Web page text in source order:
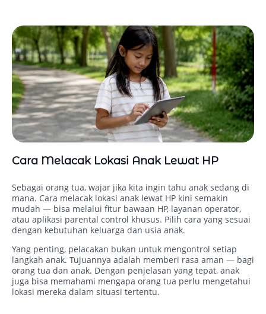
Cara Melacak Lokasi Anak Lewat HP
Sebagai orang tua, wajar jika kita ingin tahu anak sedang di
mana. Cara melacak lokasi anak lewat HP kini semakin
mudah — bisa melalui fitur bawaan HP, layanan operator,
atau aplikasi parental control khusus. Pilih cara yang sesuai
dengan kebutuhan keluarga dan usia anak.
Yang penting, pelacakan bukan untuk mengontrol setiap
langkah anak. Tujuannya adalah memberi rasa aman — bagi
orang tua dan anak. Dengan penjelasan yang tepat, anak
juga bisa memahami mengapa orang tua perlu mengetahui
lokasi mereka dalam situasi tertentu.